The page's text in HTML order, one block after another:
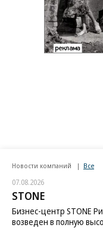
Новости компаний Все
07.08.2026
STONE
Бизнес-центр STONE
возведен в полную